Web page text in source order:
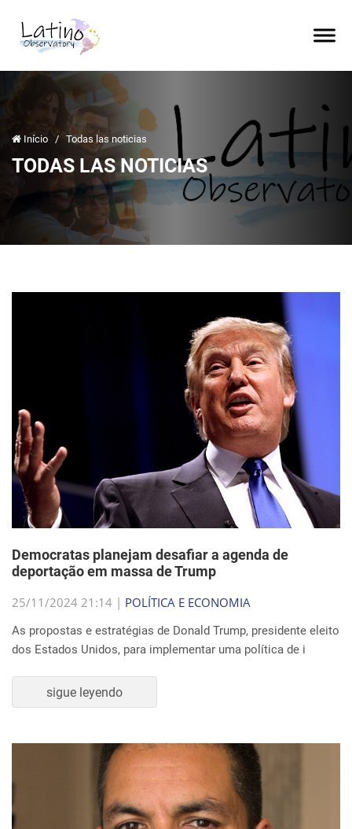
Início / Todas las noticias
TODAS LAS NOTICIAS
Democratas planejam desafiar a agenda de
deportação em massa de Trump
25/11/2024 21:14 | POLÍTICA E ECONOMIA
As propostas e estratégias de Donald Trump, presidente eleito
dos Estados Unidos, para implementar uma política de i
sigue leyendo